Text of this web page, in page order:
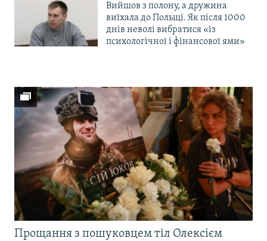
Вийшов з полону, а дружина
виїхала до Польщі. Як після 1000
днів неволі вибратися «із
психологічної і фінансової ями»
Прощання з пошуковцем тіл Олексієм